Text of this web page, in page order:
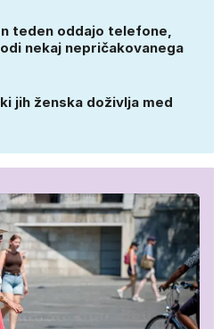
teden oddajo telefone,
nekaj nepričakovanega
jih ženska doživlja med